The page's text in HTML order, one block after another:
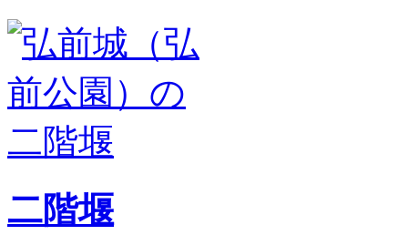
二階堰